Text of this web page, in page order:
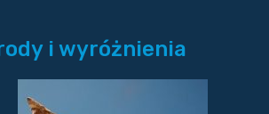
i wyróżnienia